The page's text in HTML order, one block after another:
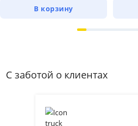
В корзину
С заботой о клиентах